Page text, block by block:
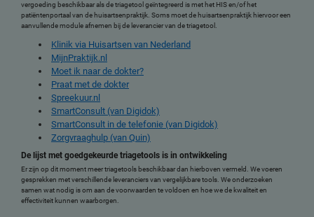
vergoeding beschikbaar als de triagetool geïntegreerd is met het HIS en/of het
patiëntenportaal van de huisartsenpraktijk. Soms moet de huisartsenpraktijk hiervoor een
aanvullende module afnemen bij de leverancier van de triagetool.
Klinik via Huisartsen van Nederland
MijnPraktijk.nl
Moet ik naar de dokter?
Praat met de dokter
Spreekuur.nl
SmartConsult (van Digidok)
SmartConsult in de telefonie (van Digidok)
Zorgvraaghulp (van Quin)
De lijst met goedgekeurde triagetools is in ontwikkeling
Er zijn op dit moment meer triagetools beschikbaar dan hierboven vermeld. We voeren
gesprekken met verschillende leveranciers van vergelijkbare tools. We onderzoeken
samen wat nodig is om aan de voorwaarden te voldoen en hoe we de kwaliteit en
effectiviteit kunnen waarborgen.